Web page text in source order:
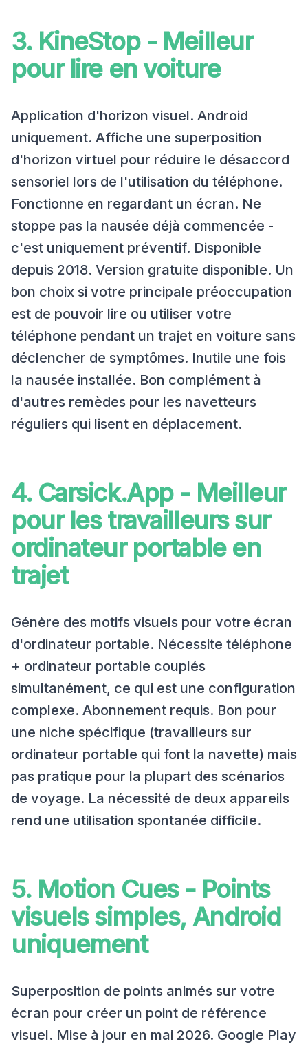
3. KineStop - Meilleur
pour lire en voiture
Application d'horizon visuel. Android
uniquement. Affiche une superposition
d'horizon virtuel pour réduire le désaccord
sensoriel lors de l'utilisation du téléphone.
Fonctionne en regardant un écran. Ne
stoppe pas la nausée déjà commencée -
c'est uniquement préventif. Disponible
depuis 2018. Version gratuite disponible. Un
bon choix si votre principale préoccupation
est de pouvoir lire ou utiliser votre
téléphone pendant un trajet en voiture sans
déclencher de symptômes. Inutile une fois
la nausée installée. Bon complément à
d'autres remèdes pour les navetteurs
réguliers qui lisent en déplacement.
4. Carsick.App - Meilleur
pour les travailleurs sur
ordinateur portable en
trajet
Génère des motifs visuels pour votre écran
d'ordinateur portable. Nécessite téléphone
+ ordinateur portable couplés
simultanément, ce qui est une configuration
complexe. Abonnement requis. Bon pour
une niche spécifique (travailleurs sur
ordinateur portable qui font la navette) mais
pas pratique pour la plupart des scénarios
de voyage. La nécessité de deux appareils
rend une utilisation spontanée difficile.
5. Motion Cues - Points
visuels simples, Android
uniquement
Superposition de points animés sur votre
écran pour créer un point de référence
visuel. Mise à jour en mai 2026. Google Play